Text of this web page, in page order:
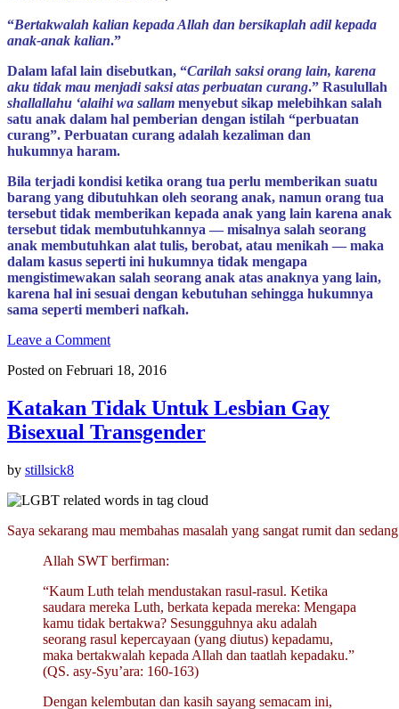
“Bertakwalah kalian kepada Allah dan bersikaplah adil kepada
anak-anak kalian.”
Dalam lafal lain disebutkan, “Carilah saksi orang lain, karena
aku tidak mau menjadi saksi atas perbuatan curang.” Rasulullah
shallallahu ‘alaihi wa sallam menyebut sikap melebihkan salah
satu anak dalam hal pemberian dengan istilah “perbuatan
curang”. Perbuatan curang adalah kezaliman dan
hukumnya haram.
Bila terjadi kondisi ketika orang tua perlu memberikan suatu
barang yang dibutuhkan oleh seorang anak, namun orang tua
tersebut tidak memberikan kepada anak yang lain karena anak
tersebut tidak membutuhkannya — misalnya salah seorang
anak membutuhkan alat tulis, berobat, atau menikah — maka
dalam kasus seperti ini hukumnya tidak mengapa
mengistimewakan salah seorang anak atas anaknya yang lain,
karena hal ini sesuai dengan kebutuhan sehingga hukumnya
sama seperti memberi nafkah.
Leave a Comment
Posted on Februari 18, 2016
Katakan Tidak Untuk Lesbian Gay
Bisexual Transgender
by stillsick8
Saya sekarang mau membahas masalah yang sangat rumit dan
Allah SWT berfirman:
“Kaum Luth telah mendustakan rasul-rasul. Ketika
saudara mereka Luth, berkata kepada mereka: Mengapa
kamu tidak bertakwa? Sesungguhnya aku adalah
seorang rasul kepercayaan (yang diutus) kepadamu,
maka bertakwalah kepada Allah dan taatlah kepadaku.”
(QS. asy-Syu’ara: 160-163)
Dengan kelembutan dan kasih sayang semacam ini,